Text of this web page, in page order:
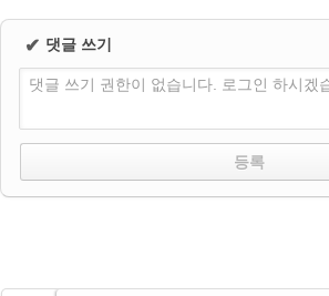
✔ 댓글 쓰기
댓글 쓰기 권한이 없습니다. 로그인 하시겠